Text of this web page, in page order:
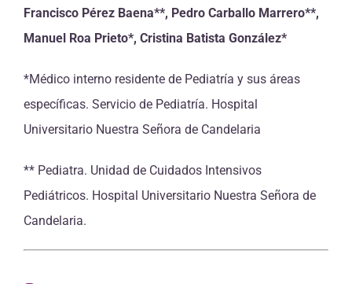
Francisco Pérez Baena**, Pedro Carballo Marrero**,
Manuel Roa Prieto*, Cristina Batista González*
*Médico interno residente de Pediatría y sus áreas
específicas. Servicio de Pediatría. Hospital
Universitario Nuestra Señora de Candelaria
** Pediatra. Unidad de Cuidados Intensivos
Pediátricos. Hospital Universitario Nuestra Señora de
Candelaria.